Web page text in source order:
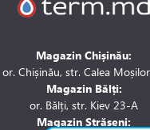
Magazin Chișinău:
or. Chișinău, str. Calea
Magazin Bălți:
or. Bălți, str. Kiev 23-A
Magazin Strășeni: